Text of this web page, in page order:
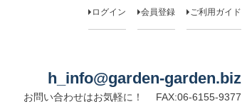
ログイン 会員登録 ご利用ガイド
h_info@garden-garden.biz
お問い合わせはお気軽に！
FAX:06-6155-9377